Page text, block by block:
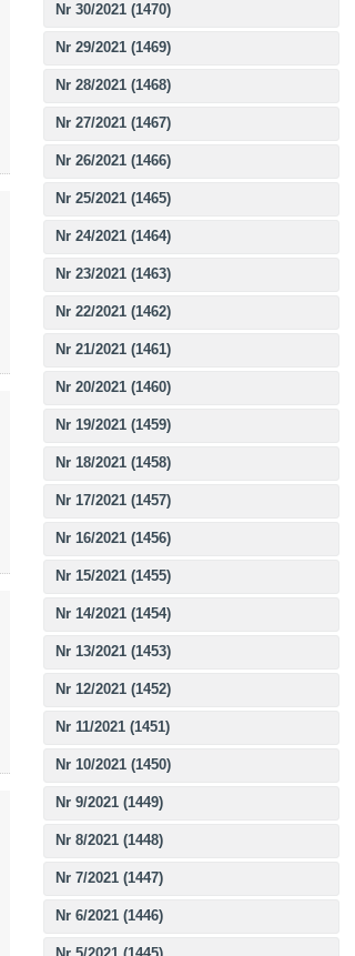
Nr 30/2021 (1470)
Nr 29/2021 (1469)
Nr 28/2021 (1468)
Nr 27/2021 (1467)
Nr 26/2021 (1466)
Nr 25/2021 (1465)
Nr 24/2021 (1464)
Nr 23/2021 (1463)
Nr 22/2021 (1462)
Nr 21/2021 (1461)
Nr 20/2021 (1460)
Nr 19/2021 (1459)
Nr 18/2021 (1458)
Nr 17/2021 (1457)
Nr 16/2021 (1456)
Nr 15/2021 (1455)
Nr 14/2021 (1454)
Nr 13/2021 (1453)
Nr 12/2021 (1452)
Nr 11/2021 (1451)
Nr 10/2021 (1450)
Nr 9/2021 (1449)
Nr 8/2021 (1448)
Nr 7/2021 (1447)
Nr 6/2021 (1446)